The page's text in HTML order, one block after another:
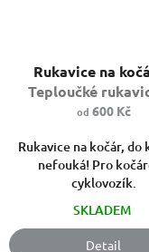
je
z
5
Rukavice na
Teploučké
kočárek
od 600 Kč
Rukavice na kočár, do
nefouká! Pro
cyklovozík.
SKLADEM
Detail